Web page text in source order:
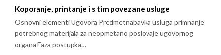
Koporanje, printanje i s tim povezane usluge
Osnovni elementi Ugovora Predmetnabavka usluga primnanje
potrebnog materijala za neopmetano poslovaje ugovornog
organa Faza postupka…